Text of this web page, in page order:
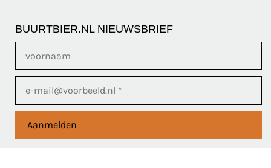
BUURTBIER.NL NIEUWSBRIEF
Aanmelden